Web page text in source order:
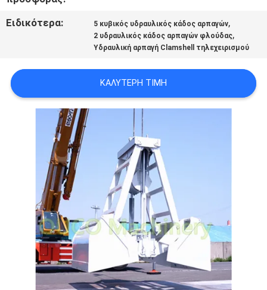
CONTACT
US
SITEMAP
ΠΟΛΙΤΙΚΉ
ΑΠΟΡΡΉΤΟΥ
Ειδικότερα: 5 κυβικός υδραυλικός κάδος αρπαγών,
2 υδραυλικός κάδος αρπαγών φλούδας,
Υδραυλική αρπαγή Clamshell τηλεχειρισμού
ΚΑΛΎΤΕΡΗ ΤΙΜΉ